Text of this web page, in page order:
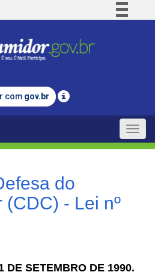
Comunica BR
Legislação
com gov.br
Toggle
do
- Lei nº
DE SETEMBRO DE 1990.